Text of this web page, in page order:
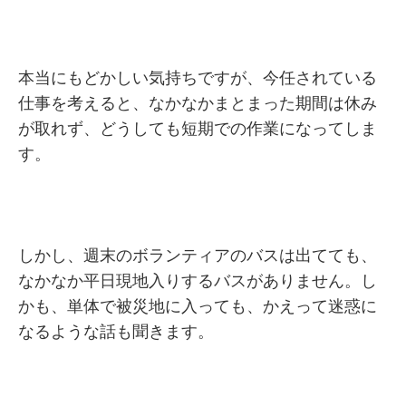
本当にもどかしい気持ちですが、今任されている
仕事を考えると、なかなかまとまった期間は休み
が取れず、どうしても短期での作業になってしま
す。
しかし、週末のボランティアのバスは出てても、
なかなか平日現地入りするバスがありません。し
かも、単体で被災地に入っても、かえって迷惑に
なるような話も聞きます。